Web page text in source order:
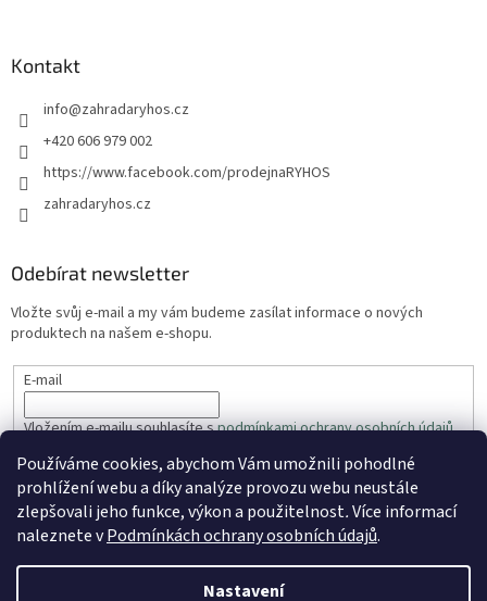
Používáme cookies, abychom Vám umožnili pohodlné
prohlížení webu a díky analýze provozu webu neustále
zlepšovali jeho funkce, výkon a použitelnost.Více informací
naleznete vPodmínkách ochrany osobních údajů.
Nastavení
Kontakt
info@zahradaryhos.cz
+420 606 979 002
https://www.facebook.com/prodejnaRYHOS
zahradaryhos.cz
Odebírat newsletter
Vložte svůj e-mail a my vám budeme zasílat informace o nových
produktech na našem e-shopu.
E-mail
Vložením e-mailu souhlasíte spodmínkami ochrany osobních údajů
PŘIHLÁSIT SE